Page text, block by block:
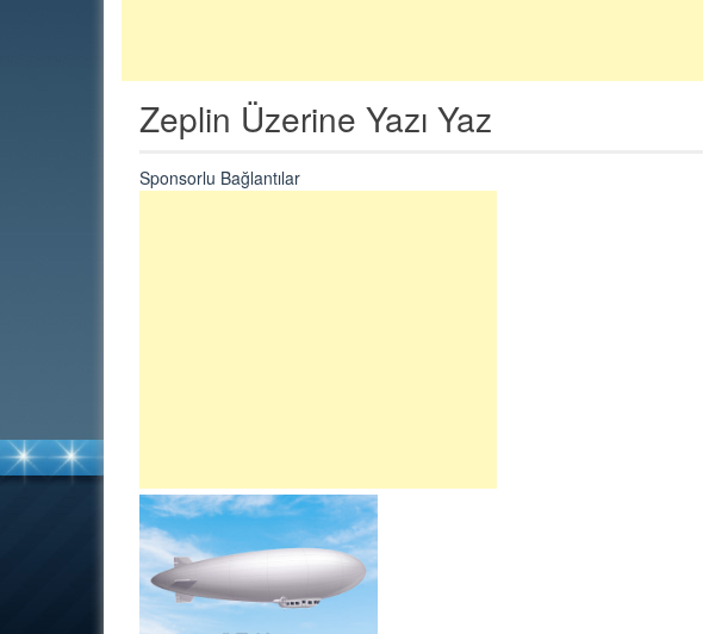
Zeplin Üzerine Yazı Yaz
Sponsorlu Bağlantılar